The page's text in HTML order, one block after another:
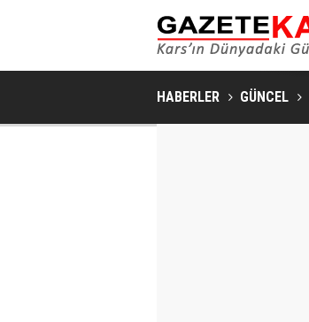
HABERLER GÜNCEL